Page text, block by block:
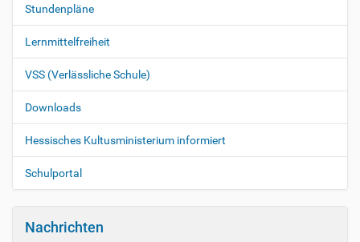
Stundenpläne
Lernmittelfreiheit
VSS (Verlässliche Schule)
Downloads
Hessisches Kultusministerium informiert
Schulportal
Nachrichten